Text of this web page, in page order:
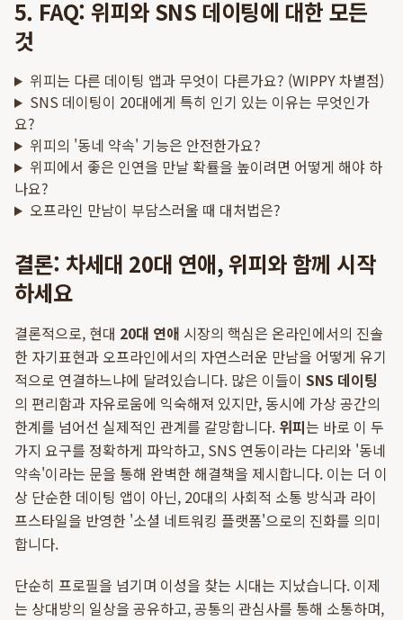
5. FAQ: 위피와 SNS 데이팅에 대한 모든
것
위피는 다른 데이팅 앱과 무엇이 다른가요? (WIPPY 차별점)
SNS 데이팅이 20대에게 특히 인기 있는 이유는 무엇인가
요?
위피의 '동네 약속' 기능은 안전한가요?
위피에서 좋은 인연을 만날 확률을 높이려면 어떻게 해야 하
나요?
오프라인 만남이 부담스러울 때 대처법은?
결론: 차세대 20대 연애, 위피와 함께 시작
하세요
결론적으로, 현대 20대 연애 시장의 핵심은 온라인에서의 진솔
한 자기표현과 오프라인에서의 자연스러운 만남을 어떻게 유기
적으로 연결하느냐에 달려있습니다. 많은 이들이 SNS 데이팅
의 편리함과 자유로움에 익숙해져 있지만, 동시에 가상 공간의
한계를 넘어선 실제적인 관계를 갈망합니다. 위피는 바로 이 두
가지 요구를 정확하게 파악하고, SNS 연동이라는 다리와 '동네
약속'이라는 문을 통해 완벽한 해결책을 제시합니다. 이는 더 이
상 단순한 데이팅 앱이 아닌, 20대의 사회적 소통 방식과 라이
프스타일을 반영한 '소셜 네트워킹 플랫폼'으로의 진화를 의미
합니다.
단순히 프로필을 넘기며 이성을 찾는 시대는 지났습니다. 이제
는 상대방의 일상을 공유하고, 공통의 관심사를 통해 소통하며,